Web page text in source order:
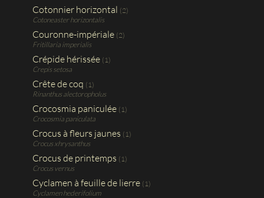
Cotonnier horizontal (2)
Cotoneaster horizontalis
Couronne-impériale (2)
Fritillaria imperialis
Crépide hérissée (1)
Crepis setosa
Crête de coq (1)
Rinanthus alectoropholus
Crocosmia paniculée (1)
Crocosmia paniculata
Crocus à fleurs jaunes (1)
Crocus xhrysanthus
Crocus de printemps (1)
Crocus vernus
Cyclamen à feuille de lierre (1)
Cyclamen hederifolium